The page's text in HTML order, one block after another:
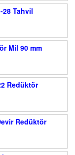
28 Tahvil
Mil 90 mm
Redüktör
Redüktör